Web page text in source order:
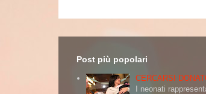
Post più popolari
CERCARSI
I neonati